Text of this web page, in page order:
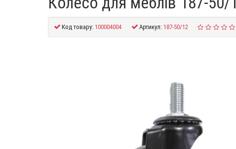
Код товару:100004004 Артикул:187-50/12